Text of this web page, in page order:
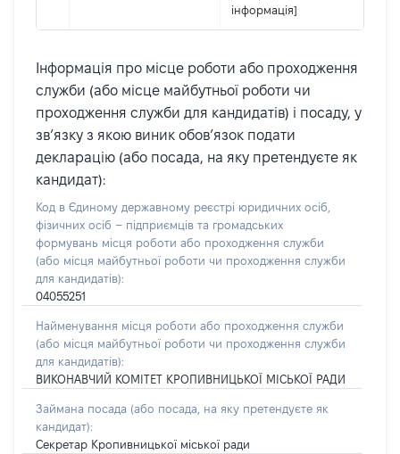
інформація]
Інформація про місце роботи або проходження
служби (або місце майбутньої роботи чи
проходження служби для кандидатів) і посаду, у
зв’язку з якою виник обов’язок подати
декларацію (або посада, на яку претендуєте як
кандидат):
Код в Єдиному державному реєстрі юридичних осіб,
фізичних осіб – підприємців та громадських
формувань місця роботи або проходження служби
(або місця майбутньої роботи чи проходження служби
для кандидатів):
04055251
Найменування місця роботи або проходження служби
(або місця майбутньої роботи чи проходження служби
для кандидатів):
ВИКОНАВЧИЙ КОМІТЕТ КРОПИВНИЦЬКОЇ МІСЬКОЇ РАДИ
Займана посада (або посада, на яку претендуєте як
кандидат):
Секретар Кропивницької міської ради